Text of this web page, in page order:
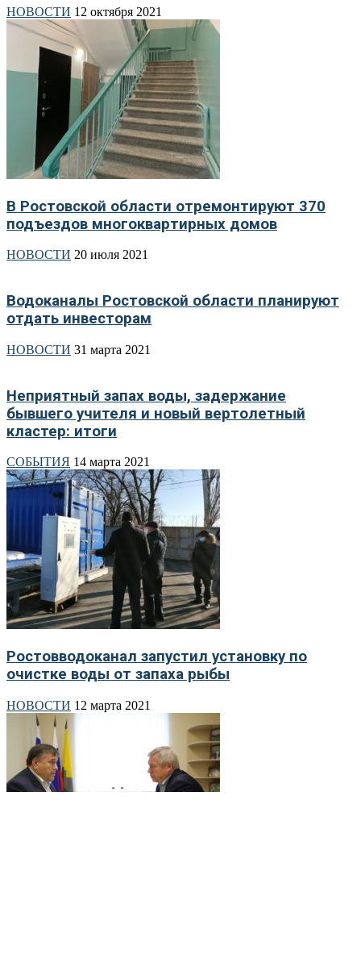
НОВОСТИ 12 октября 2021
В Ростовской области отремонтируют 370
подъездов многоквартирных домов
НОВОСТИ 20 июля 2021
Водоканалы Ростовской области планируют
отдать инвесторам
НОВОСТИ 31 марта 2021
Неприятный запах воды, задержание
бывшего учителя и новый вертолетный
кластер: итоги
СОБЫТИЯ 14 марта 2021
Ростовводоканал запустил установку по
очистке воды от запаха рыбы
НОВОСТИ 12 марта 2021